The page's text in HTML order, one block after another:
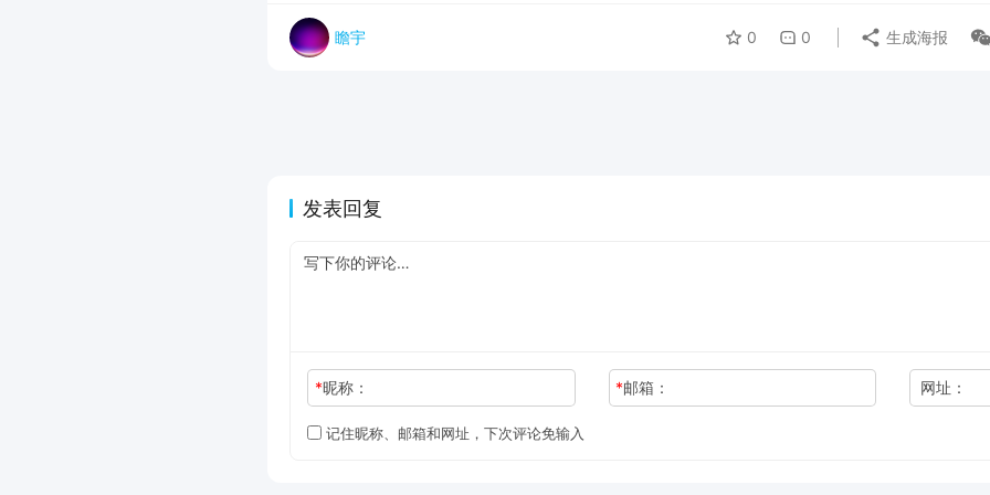
瞻宇 0 0 生成海报
发表回复
*昵称： *邮箱： 网址：
记住昵称、邮箱和网址，下次评论免输入